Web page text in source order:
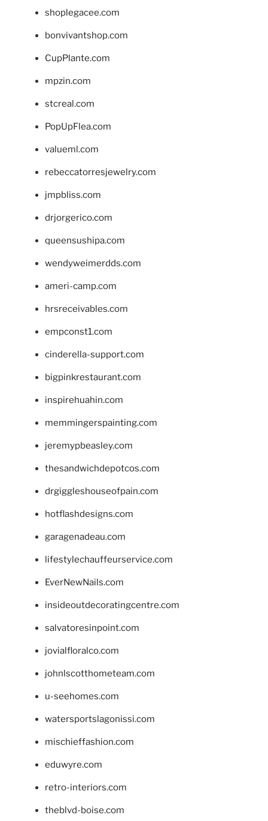
shoplegacee.com
bonvivantshop.com
CupPlante.com
mpzin.com
stcreal.com
PopUpFlea.com
valueml.com
rebeccatorresjewelry.com
jmpbliss.com
drjorgerico.com
queensushipa.com
wendyweimerdds.com
ameri-camp.com
hrsreceivables.com
empconst1.com
cinderella-support.com
bigpinkrestaurant.com
inspirehuahin.com
memmingerspainting.com
jeremypbeasley.com
thesandwichdepotcos.com
drgiggleshouseofpain.com
hotflashdesigns.com
garagenadeau.com
lifestylechauffeurservice.com
EverNewNails.com
insideoutdecoratingcentre.com
salvatoresinpoint.com
jovialfloralco.com
johnlscotthometeam.com
u-seehomes.com
watersportslagonissi.com
mischieffashion.com
eduwyre.com
retro-interiors.com
theblvd-boise.com